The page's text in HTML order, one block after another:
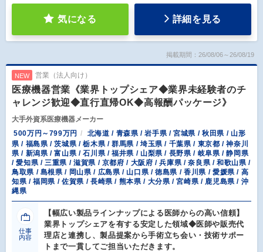
気になる 詳細を見る
掲載期間：26/08/06～26/08/19
NEW 営業（法人向け）
医療機器営業《業界トップシェア◆業界未経験者のチ
ャレンジ歓迎◆直行直帰OK◆高報酬パッケージ》
大手外資系医療機器メーカー
500万円～799万円
北海道 / 青森県 / 岩手県 / 宮城県 / 秋田県 / 山形
県 / 福島県 / 茨城県 / 栃木県 / 群馬県 / 埼玉県 / 千葉県 / 東京都 / 神奈川
県 / 新潟県 / 富山県 / 石川県 / 福井県 / 山梨県 / 長野県 / 岐阜県 / 静岡県
/ 愛知県 / 三重県 / 滋賀県 / 京都府 / 大阪府 / 兵庫県 / 奈良県 / 和歌山県 /
鳥取県 / 島根県 / 岡山県 / 広島県 / 山口県 / 徳島県 / 香川県 / 愛媛県 / 高
知県 / 福岡県 / 佐賀県 / 長崎県 / 熊本県 / 大分県 / 宮崎県 / 鹿児島県 / 沖
縄県
仕事
内容
【幅広い製品ラインナップによる医師からの高い信頼】
業界トップシェアを有する安定した領域◆医師や販売代
理店と連携し、製品提案から手術立ち会い・技術サポー
トまで一貫してご担当いただきます。